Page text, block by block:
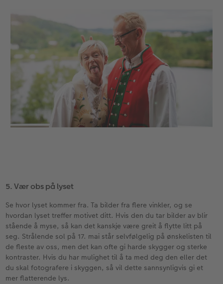
5. Vær obs på lyset
Se hvor lyset kommer fra. Ta bilder fra flere vinkler, og se
hvordan lyset treffer motivet ditt. Hvis den du tar bilder av blir
stående å myse, så kan det kanskje være greit å flytte litt på
seg. Strålende sol på 17. mai står selvfølgelig på ønskelisten til
de fleste av oss, men det kan ofte gi harde skygger og sterke
kontraster. Hvis du har mulighet til å ta med deg den eller det
du skal fotografere i skyggen, så vil dette sannsynligvis gi et
mer flatterende lys.